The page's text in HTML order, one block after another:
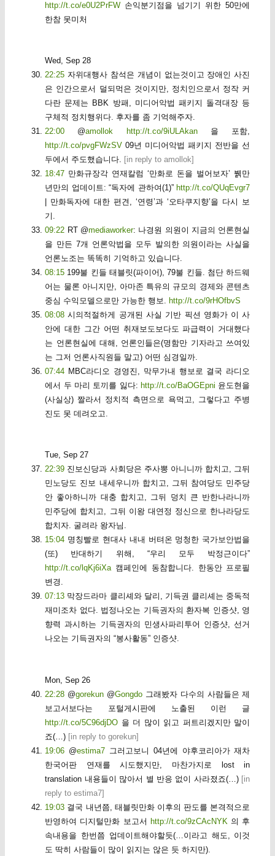
http://t.co/e0U2PrFW 손익분기점을 넘기기 위한 50만에
한참 못미처
Wed, Sep 28
22:25 자위대행사 참석은 개념이 없는것이고 장애인 사진
은 인간으로서 덜되먹은 것이지만, 정치인으로서 정작 커
다란 문제는 BBK 방패, 미디어악법 패키지 돌격대장 등
구체적 정치행위다. 후자를 좀 기억해주자.
22:00
@amollok http://t.co/9iULAkan을 포함,
http://t.co/pvgFWzSV 09년 미디어악법 패키지 전반을 선
두에서 주도했습니다. [in reply to amollok]
18:47 만화규장각 연재칼럼 ‘만화로 돈을 벌어보자’ 뷁만
년만의 업데이트: “독자에 관하여(1)” http://t.co/QUqEvgr7
| 만화독자에 대한 편견, ‘연령’과 ‘오타쿠지향’을 다시 보
기.
09:22 RT @mediaworker: 나경원 의원이 지금의 언론현실
을 만든 7개 언론악법을 모두 발의한 의원이라는 사실을
언론노조는 똑똑히 기억하고 있습니다.
08:15 199불 킨들 태블릿(파이어), 79불 킨들. 첨단 하드웨
어는 물론 아니지만, 아마존 특유의 규모의 경제와 콘텐츠
중심 수익모델으로만 가능한 행보. http://t.co/9rHOfbvS
08:08 시의적절하게 공개된 사실 기반 픽션 영화가 이 사
안에 대한 그간 어떤 취재보도보다도 파급력이 거대했다
는 언론현실에 대해, 언론인들은(명함만 기자라고 쓰여있
는 그저 언론사직원들 말고) 어떤 심경일까.
07:44 MBC라디오 경영진, 막무가내 행보로 결국 라디오
에서 두 마리 토끼를 잃다: http://t.co/BaOGEpni 윤도현을
(사실상) 짤라서 정치적 측면으로 욕먹고, 그렇다고 주병
진도 못 데려오고.
Tue, Sep 27
22:39 진보신당과 사회당은 주사뽕 아니니까 합치고, 그뒤
민노당도 진보 내세우니까 합치고, 그뒤 참여당도 민주당
안 좋아하니까 대충 합치고, 그뒤 덩치 큰 반한나라니까
민주당에 합치고, 그뒤 이왕 대연정 정신으로 한나라당도
합치자. 굴려라 왕자님.
15:04 명칭빨로 현대사 내내 버텨온 멍청한 국가보안법을
(또) 반대하기 위해, “우리 모두 박정근이다”
http://t.co/lqKj6iXa캠페인에 동참합니다. 한동안 프로필
변경.
07:13 막장드라마 클리셰와 달리, 기득권 클리셰는 중독적
재미조차 없다. 법정나오는 기득권자의 환자복 인증샷, 영
향력 과시하는 기득권자의 민생사파리투어 인증샷, 선거
나오는 기득권자의 “봉사활동” 인증샷.
Mon, Sep 26
22:28 @gorekun @Gongdo그래봤자 다수의 사람들은 제
보고서보다는 포털게시판에 노출된 이런 글
http://t.co/5C96djDO 을 더 많이 읽고 퍼트리겠지만 말이
죠(…) [in reply to gorekun]
19:06 @estima7 그러고보니 04년에 야후코리아가 재차
한국어판 연재를 시도했지만, 마찬가지로 lost in
translation 내용들이 많아서 별 반응 없이 사라졌죠(…)[in
reply to estima7]
19:03 결국 내년쯤, 태블릿만화 이후의 판도를 본격적으로
반영하여 디지털만화 보고서 http://t.co/9zCAcNYK 의 후
속내용을 한번쯤 업데이트해야할듯(…이라고 해도, 이것
도 딱히 사람들이 많이 읽지는 않은 듯 하지만).